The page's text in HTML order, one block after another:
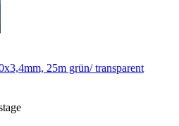
25m grün/ transparent